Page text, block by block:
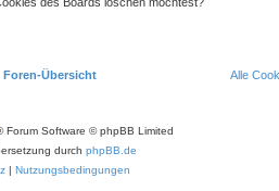
Foren-Übersicht Alle
Forum Software © phpBB Limited
durch phpBB.de
| Nutzungsbedingungen